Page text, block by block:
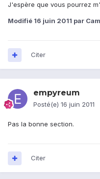
J'espère que vous pourrez
Modifié 16 juin 2011 par
Citer
empyreum
Posté(e) 16 juin 2011
Pas la bonne section.
Citer